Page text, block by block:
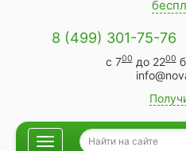
8 (499) 301-75-76
с 700до 2200
Навигация